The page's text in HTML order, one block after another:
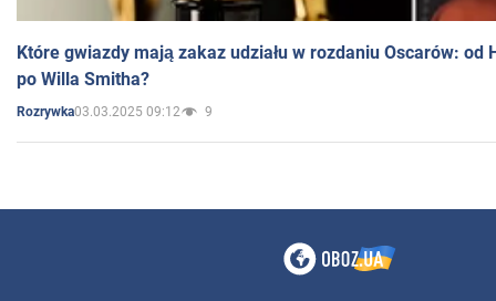
Które gwiazdy mają zakaz udziału w rozdaniu Oscarów: od
po Willa Smitha?
Rozrywka03.03.2025 09:12 9